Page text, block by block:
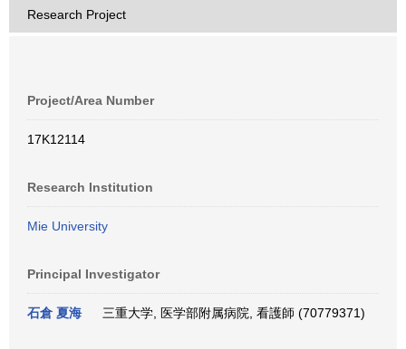
Research Project
Project/Area Number
17K12114
Research Institution
Mie University
Principal Investigator
石倉 夏海 三重大学, 医学部附属病院, 看護師 (70779371)